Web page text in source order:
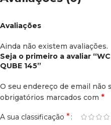
Avaliações
Ainda não existem avaliações.
Seja o primeiro a avaliar
QUBE 145”
O seu endereço de email não
obrigatórios marcados com *
A sua classificação *